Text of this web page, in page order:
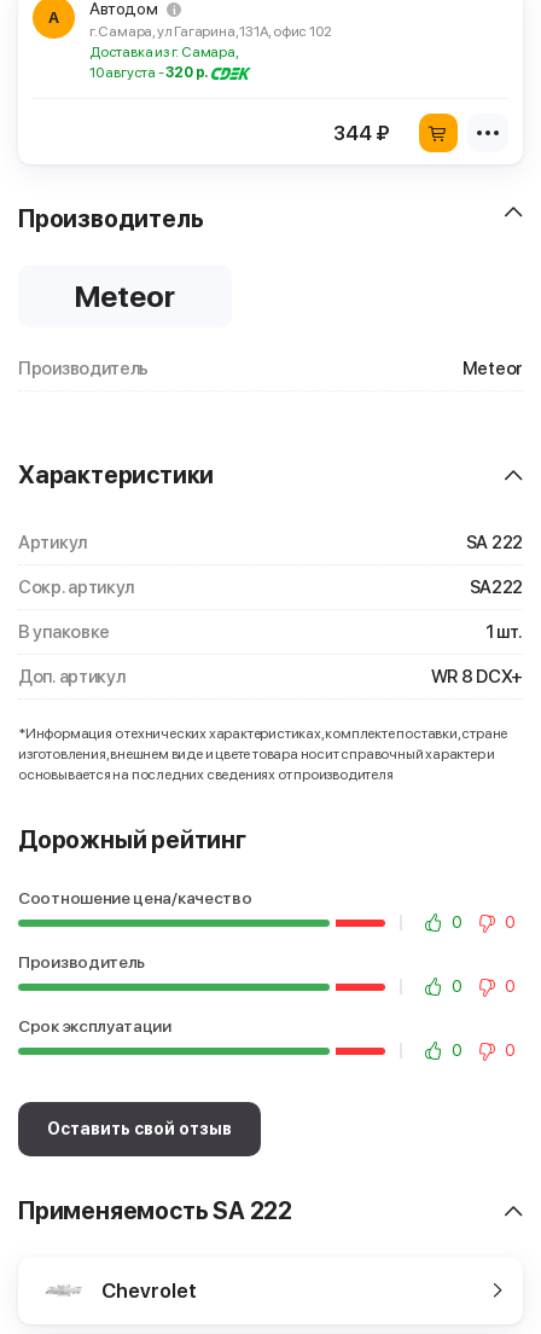
А Автодом
г. Самара, ул Гагарина, 131А, офис 102
Доставка из г. Самара,
10 августа -320 р.
344 ₽
Производитель
Meteor
Производитель Meteor
Характеристики
Артикул SA 222
Сокр. артикул SA222
В упаковке 1 шт.
Доп. артикул WR 8 DCX+
*Информация о технических характеристиках, комплекте поставки, стране
изготовления, внешнем виде и цвете товара носит справочный характер и
основывается на последних сведениях от производителя
Дорожный рейтинг
Соотношение цена/качество
0
0
Производитель
0
0
Срок эксплуатации
0
0
Оставить свой отзыв
Применяемость SA 222
Chevrolet